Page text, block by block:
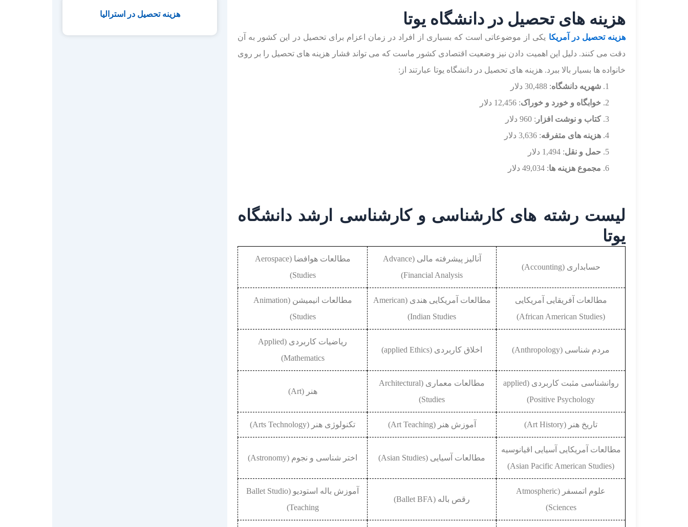
هزینه های تحصیل در دانشگاه یوتا
هزینه تحصیل در آمریکا یکی از موضوعاتی است که بسیاری از افراد در زمان اعزام برای تحصیل در این کشور به آن
دقت می کنند. دلیل این اهمیت دادن نیز وضعیت اقتصادی کشور ماست که می تواند فشار هزینه های تحصیل را بر روی
خانواده ها بسیار بالا ببرد. هزینه های تحصیل در دانشگاه یوتا عبارتند از:
شهریه دانشگاه: 30,488 دلار
خوابگاه و خورد و خوراک: 12,456 دلار
کتاب و نوشت افزار : 960 دلار
هزینه های متفرقه: 3,636 دلار
حمل و نقل: 1,494 دلار
مجموع هزینه ها: 49,034 دلار
لیست رشته های کارشناسی و کارشناسی ارشد دانشگاه
یوتا
حسابداری (Accounting)
آنالیز پیشرفته مالی (Advance
Financial Analysis)
مطالعات هوافضا (Aerospace
Studies)
مطالعات آفریقایی آمریکایی
(African American Studies)
مطالعات آمریکایی هندی (American
Indian Studies)
مطالعات انیمیشن (Animation
Studies)
مردم شناسی (Anthropology) اخلاق کاربردی (applied Ethics)
ریاضیات کاربردی (Applied
Mathematics)
روانشناسی مثبت کاربردی (applied
Positive Psychology)
مطالعات معماری (Architectural
Studies)
هنر (Art)
تاریخ هنر (Art History) آموزش هنر (Art Teaching) تکنولوژی هنر (Arts Technology)
مطالعات آمریکایی آسیایی اقیانوسیه
(Asian Pacific American Studies)
مطالعات آسیایی (Asian Studies) اختر شناسی و نجوم (Astronomy)
علوم اتمسفر (Atmospheric
Sciences)
رقص باله (Ballet BFA)
آموزش باله استودیو (Ballet Studio
Teaching)
هزینه تحصیل در استرالیا